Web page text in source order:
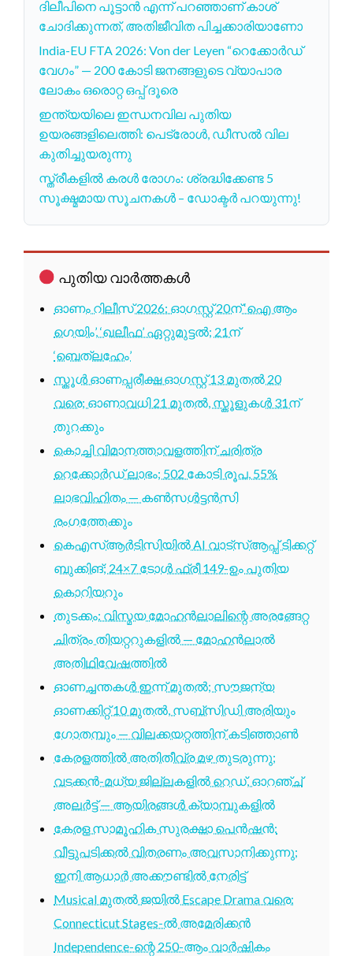
ദിലീപിനെ പൂട്ടാൻ എന്ന് പറഞ്ഞാണ് കാശ്
ചോദിക്കുന്നത്, അതിജീവിത പിച്ചക്കാരിയാണോ
India-EU FTA 2026: Von der Leyen “റെക്കോർഡ്
വേഗം” — 200 കോടി ജനങ്ങളുടെ വ്യാപാര
ലോകം ഒരൊറ്റ ഒപ്പ് ദൂരെ
ഇന്ത്യയിലെ ഇന്ധനവില പുതിയ
ഉയരങ്ങളിലെത്തി: പെട്രോൾ, ഡീസൽ വില
കുതിച്ചുയരുന്നു
സ്ത്രീകളിൽ കരൾ രോഗം: ശ്രദ്ധിക്കേണ്ട 5
സൂക്ഷ്മമായ സൂചനകൾ – ഡോക്ടർ പറയുന്നു!
പുതിയ വാർത്തകൾ
ഓണം റിലീസ് 2026: ഓഗസ്റ്റ് 20ന് ‘ഐ ആം
ഗെയിം’, ‘ഖലീഫ’ ഏറ്റുമുട്ടൽ; 21ന്
‘ബെത്‌ലഹേം’
സ്കൂൾ ഓണപ്പരീക്ഷ ഓഗസ്റ്റ് 13 മുതൽ 20
വരെ; ഓണാവധി 21 മുതൽ, സ്കൂളുകൾ 31ന്
തുറക്കും
കൊച്ചി വിമാനത്താവളത്തിന് ചരിത്ര
റെക്കോർഡ് ലാഭം; 502 കോടി രൂപ, 55%
ലാഭവിഹിതം — കൺസൾട്ടൻസി
രംഗത്തേക്കും
കെഎസ്ആർടിസിയിൽ AI വാട്സ്ആപ്പ് ടിക്കറ്റ്
ബുക്കിങ്; 24×7 ടോൾ ഫ്രീ 149-ഉം പുതിയ
കൊറിയറും
തുടക്കം: വിസ്മയ മോഹൻലാലിന്റെ അരങ്ങേറ്റ
ചിത്രം തിയറ്ററുകളിൽ — മോഹൻലാൽ
അതിഥിവേഷത്തിൽ
ഓണച്ചന്തകൾ ഇന്ന് മുതൽ; സൗജന്യ
ഓണക്കിറ്റ് 10 മുതൽ, സബ്സിഡി അരിയും
ഗോതമ്പും — വിലക്കയറ്റത്തിന് കടിഞ്ഞാൺ
കേരളത്തിൽ അതിതീവ്ര മഴ തുടരുന്നു;
വടക്കൻ-മധ്യ ജില്ലകളിൽ റെഡ്, ഓറഞ്ച്
അലർട്ട് — ആയിരങ്ങൾ ക്യാമ്പുകളിൽ
കേരള സാമൂഹിക സുരക്ഷാ പെൻഷൻ:
വീട്ടുപടിക്കൽ വിതരണം അവസാനിക്കുന്നു;
ഇനി ആധാർ അക്കൗണ്ടിൽ നേരിട്ട്
Musical മുതൽ ജയിൽ Escape Drama വരെ:
Connecticut Stages-ൽ അമേരിക്കൻ
Independence-ന്റെ 250-ആം വാർഷികം